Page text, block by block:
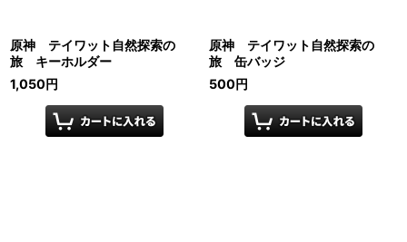
原神 テイワット自然探索の
旅 キーホルダー
1,050円
原神 テイワット自然探索の
旅 缶バッジ
500円